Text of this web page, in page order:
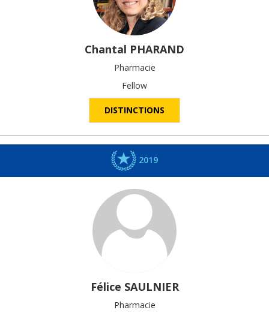
Chantal PHARAND
Pharmacie
Fellow
DISTINCTIONS
2019
Félice SAULNIER
Pharmacie